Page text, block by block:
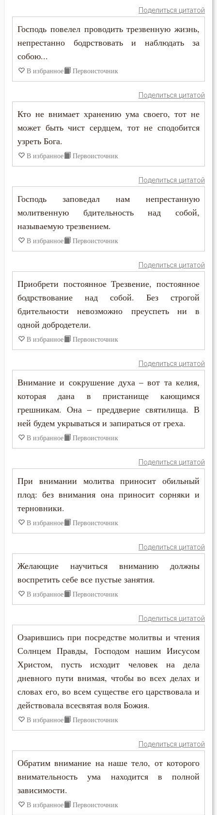
Мир
Молитва
Монах
Мудрость
Мысли
Надежда
Нерадение
Обида
Оскорбление
Осуждение
Отчаяние
Память
Печаль
Печаль по Богу
Плоть
Подвижничество
Покаяние
Поклон
Послушание
Похвала
Похоть
Почитание Бога
Привычки
Причастие
Промысел Божий
Никифор Уединенник
Никодим Святогорец
Николай Сербский
Никон Оптинский (Беляев)
Нил Синайский
Нил Сорский
Паисий (Величковский)
Петр Дамаскин
Петр Московский
Пимен Великий
Силуан Афонский
Симеон Благоговейный
Симеон Новый Богослов
Тихон Задонский
Фалассий Ливийский
Феогност
Феодор Студит
Феодорит Кирский
Феофилакт Болгарский
Филарет Московский (Дроздов)
Филофей Синайский
Поделиться цитатой
Господь повелел проводить трезвенную жизнь,
непрестанно бодрствовать и наблюдать за
собою...
В избранное Первоисточник
Поделиться цитатой
Кто не внимает хранению ума своего, тот не
может быть чист сердцем, тот не сподобится
узреть Бога.
В избранное Первоисточник
Поделиться цитатой
Господь заповедал нам непрестанную
молитвенную бдительность над собой,
называемую трезвением.
В избранное Первоисточник
Поделиться цитатой
Приобрети постоянное Трезвение, постоянное
бодрствование над собой. Без строгой
бдительности невозможно преуспеть ни в
одной добродетели.
В избранное Первоисточник
Поделиться цитатой
Внимание и сокрушение духа – вот та келия,
которая дана в пристанище кающимся
грешникам. Она – преддверие святилища. В
ней будем укрываться и запираться от греха.
В избранное Первоисточник
Поделиться цитатой
При внимании молитва приносит обильный
плод: без внимания она приносит сорняки и
терновники.
В избранное Первоисточник
Поделиться цитатой
Желающие научиться вниманию должны
воспретить себе все пустые занятия.
В избранное Первоисточник
Поделиться цитатой
Озарившись при посредстве молитвы и чтения
Солнцем Правды, Господом нашим Иисусом
Христом, пусть исходит человек на дела
дневного пути внимая, чтобы во всех делах и
словах его, во всем существе его царствовала и
действовала всесвятая воля Божия.
В избранное Первоисточник
Поделиться цитатой
Обратим внимание на наше тело, от которого
внимательность ума находится в полной
зависимости.
В избранное Первоисточник